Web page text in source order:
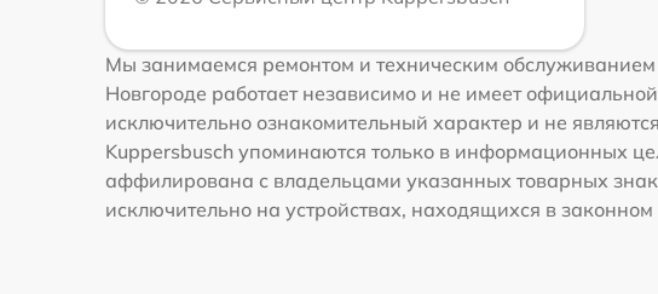
Мы занимаемся ремонтом и техническим
Новгороде работает независимо и не имеет
исключительно ознакомительный характер и не
Kuppersbusch упоминаются только в информационных
аффилирована с владельцами указанных товарных
исключительно на устройствах, находящихся в